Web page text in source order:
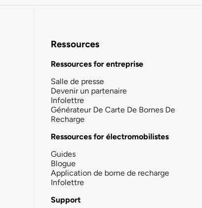
Ressources
Ressources for entreprise
Salle de presse
Devenir un partenaire
Infolettre
Générateur De Carte De Bornes De
Recharge
Ressources for électromobilistes
Guides
Blogue
Application de borne de recharge
Infolettre
Support